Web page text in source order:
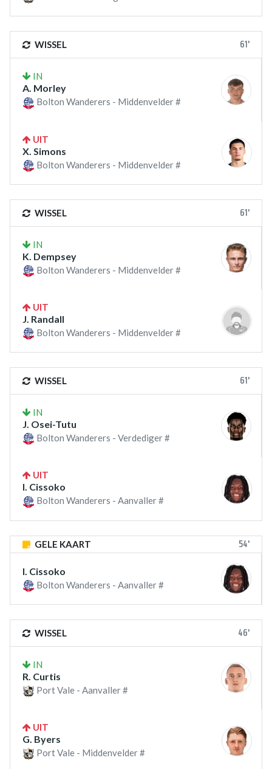
WISSEL 61'
IN
A. Morley
Bolton Wanderers - Middenvelder #
UIT
X. Simons
Bolton Wanderers - Middenvelder #
WISSEL 61'
IN
K. Dempsey
Bolton Wanderers - Middenvelder #
UIT
J. Randall
Bolton Wanderers - Middenvelder #
WISSEL 61'
IN
J. Osei-Tutu
Bolton Wanderers - Verdediger #
UIT
I. Cissoko
Bolton Wanderers - Aanvaller #
GELE KAART 54'
I. Cissoko
Bolton Wanderers - Aanvaller #
WISSEL 46'
IN
R. Curtis
Port Vale - Aanvaller #
UIT
G. Byers
Port Vale - Middenvelder #